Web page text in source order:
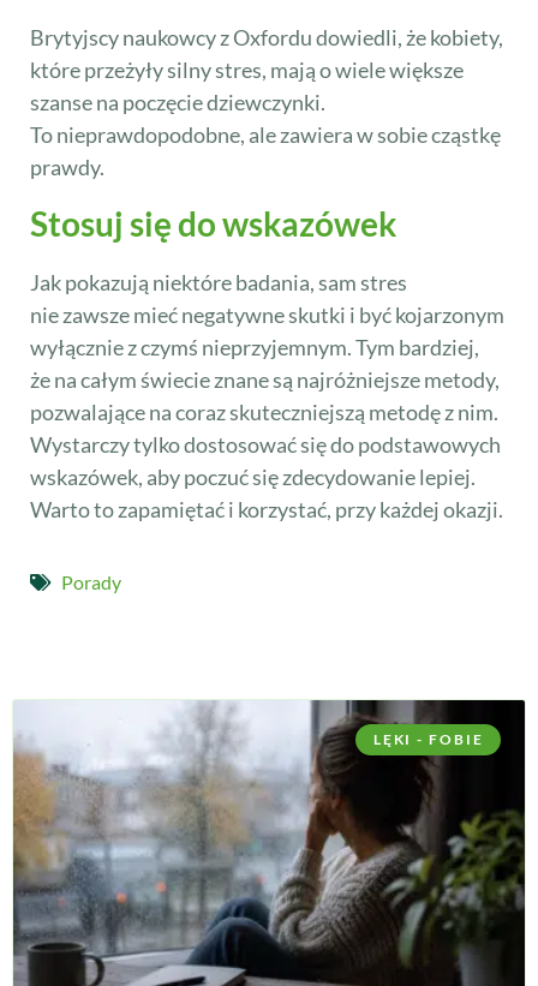
Brytyjscy naukowcy z Oxfordu dowiedli, że kobiety,
które przeżyły silny stres, mają o wiele większe
szanse na poczęcie dziewczynki.
To nieprawdopodobne, ale zawiera w sobie cząstkę
prawdy.
Stosuj się do wskazówek
Jak pokazują niektóre badania, sam stres
nie zawsze mieć negatywne skutki i być kojarzonym
wyłącznie z czymś nieprzyjemnym. Tym bardziej,
że na całym świecie znane są najróżniejsze metody,
pozwalające na coraz skuteczniejszą metodę z nim.
Wystarczy tylko dostosować się do podstawowych
wskazówek, aby poczuć się zdecydowanie lepiej.
Warto to zapamiętać i korzystać, przy każdej okazji.
Porady
LĘKI - FOBIE